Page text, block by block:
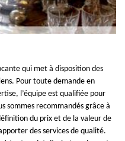
qui met à disposition des
Pour toute demande en
l’équipe est qualifiée pour
sommes recommandés grâce à
du prix et de la valeur de
des services de qualité.